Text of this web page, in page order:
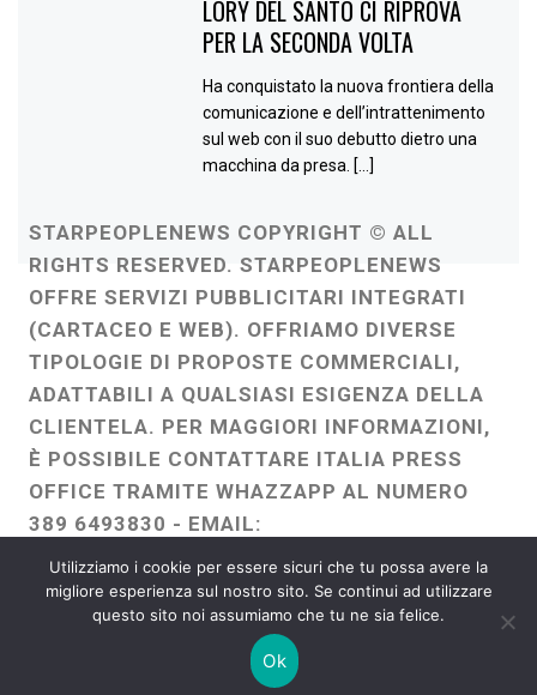
LORY DEL SANTO CI RIPROVA
PER LA SECONDA VOLTA
Ha conquistato la nuova frontiera della
comunicazione e dell’intrattenimento
sul web con il suo debutto dietro una
macchina da presa. […]
STARPEOPLENEWS COPYRIGHT © ALL
RIGHTS RESERVED. STARPEOPLENEWS
OFFRE SERVIZI PUBBLICITARI INTEGRATI
(CARTACEO E WEB). OFFRIAMO DIVERSE
TIPOLOGIE DI PROPOSTE COMMERCIALI,
ADATTABILI A QUALSIASI ESIGENZA DELLA
CLIENTELA. PER MAGGIORI INFORMAZIONI,
È POSSIBILE CONTATTARE ITALIA PRESS
OFFICE TRAMITE WHAZZAPP AL NUMERO
389 6493830 - EMAIL:
ITALIAPRESSOFFICE@GMAIL.COM
WEBMASTER :FRANCESCO GENTILE
FREELANCE
Utilizziamo i cookie per essere sicuri che tu possa avere la
migliore esperienza sul nostro sito. Se continui ad utilizzare
questo sito noi assumiamo che tu ne sia felice.
Ok